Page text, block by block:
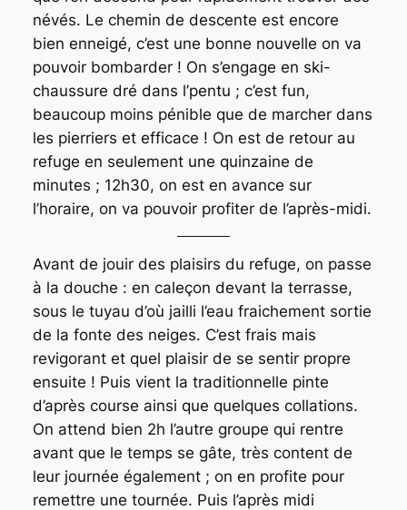
névés. Le chemin de descente est encore
bien enneigé, c’est une bonne nouvelle on va
pouvoir bombarder ! On s’engage en ski-
chaussure dré dans l’pentu ; c’est fun,
beaucoup moins pénible que de marcher dans
les pierriers et efficace ! On est de retour au
refuge en seulement une quinzaine de
minutes ; 12h30, on est en avance sur
l’horaire, on va pouvoir profiter de l’après-midi.
Avant de jouir des plaisirs du refuge, on passe
à la douche : en caleçon devant la terrasse,
sous le tuyau d’où jailli l’eau fraichement sortie
de la fonte des neiges. C’est frais mais
revigorant et quel plaisir de se sentir propre
ensuite ! Puis vient la traditionnelle pinte
d’après course ainsi que quelques collations.
On attend bien 2h l’autre groupe qui rentre
avant que le temps se gâte, très content de
leur journée également ; on en profite pour
remettre une tournée. Puis l’après midi